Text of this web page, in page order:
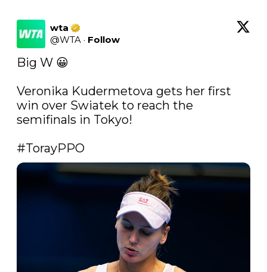
wta
@WTA · Follow
Big W 😀
Veronika Kudermetova gets her first
win over Swiatek to reach the
semifinals in Tokyo!
#TorayPPO